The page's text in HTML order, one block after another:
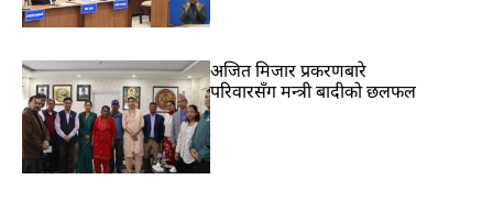
अजित मिजार प्रकरणबारे
परिवारसँग मन्त्री बादीको छलफल